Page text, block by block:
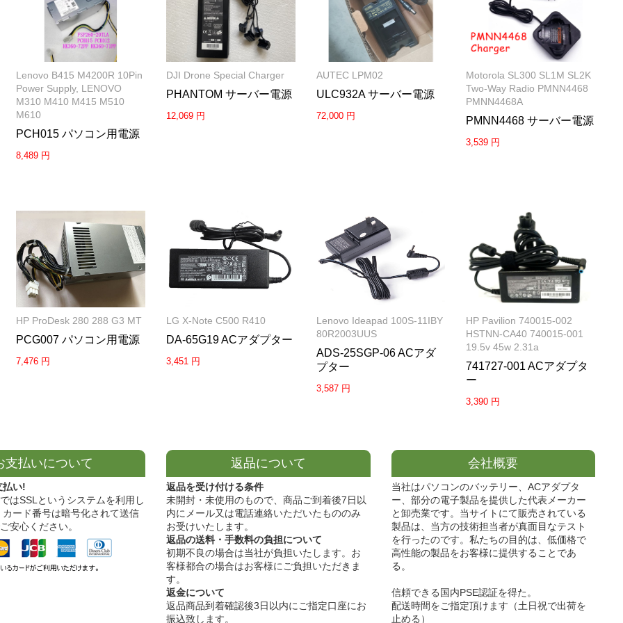
Lenovo B415 M4200R 10Pin
Power Supply, LENOVO
M310 M410 M415 M510
M610
PCH015 パソコン用電源
8,489 円
DJI Drone Special Charger
PHANTOM サーバー電源
12,069 円
AUTEC LPM02
ULC932A サーバー電源
72,000 円
Motorola SL300 SL1M SL2K
Two-Way Radio PMNN4468
PMNN4468A
PMNN4468 サーバー電源
3,539 円
HP ProDesk 280 288 G3 MT
PCG007 パソコン用電源
7,476 円
LG X-Note C500 R410
DA-65G19 ACアダプター
3,451 円
Lenovo Ideapad 100S-11IBY
80R2003UUS
ADS-25SGP-06 ACアダ
プター
3,587 円
HP Pavilion 740015-002
HSTNN-CA40 740015-001
19.5v 45w 2.31a
741727-001 ACアダプタ
ー
3,390 円
支払いについて
払い!
はSSLというシステムを利用し
ード番号は暗号化されて送信
安心ください。
返品について
返品を受け付ける条件
未開封・未使用のもので、商品ご到着後7日以
内にメール又は電話連絡いただいたもののみ
お受けいたします。
返品の送料・手数料の負担について
初期不良の場合は当社が負担いたします。お
客様都合の場合はお客様にご負担いただきま
す。
返金について
返品商品到着確認後3日以内にご指定口座にお
振込致します。
会社概要
当社はパソコンのバッテリー、ACアダプタ
ー、部分の電子製品を提供した代表メーカー
と卸売業です。当サイトにて販売されている
製品は、当方の技術担当者が真面目なテスト
を行ったのです。私たちの目的は、低価格で
高性能の製品をお客様に提供することであ
る。
信頼できる国内PSE認証を得た。
配送時間をご指定頂けます（土日祝で出荷を
止める）